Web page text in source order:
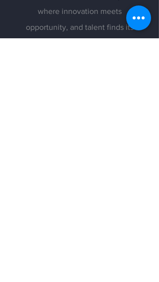
where innovation meets
opportunity, and talent finds its